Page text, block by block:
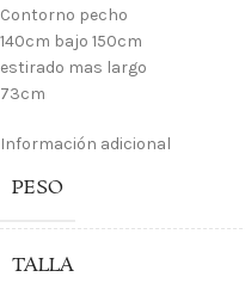
Contorno pecho
140cm bajo 150cm
estirado mas largo
73cm
Información adicional
PESO
TALLA